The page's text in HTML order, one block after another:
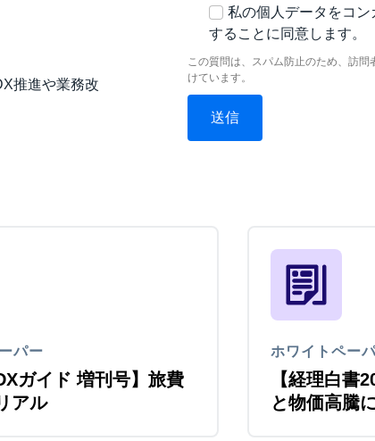
推進や業務改
私の個人データをコ
することに同意します。
この質問は、スパム防止のため、訪
けています。
パー
ガイド 増刊号】旅費
アル
ホワイトペー
【経理白書
と物価高騰